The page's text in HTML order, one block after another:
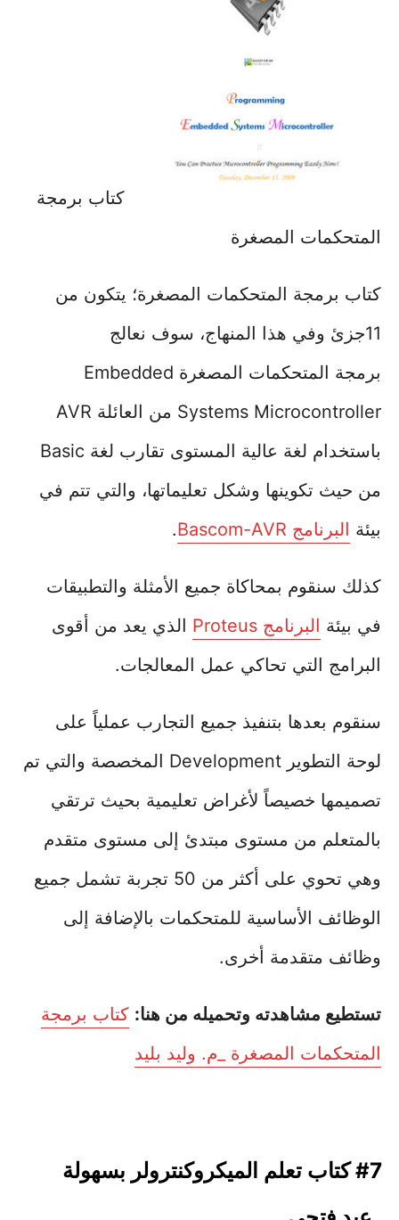
كتاب برمجة
المتحكمات المصغرة
كتاب برمجة المتحكمات المصغرة؛ يتكون من
11جزئ وفي هذا المنهاج، سوف نعالج
برمجة المتحكمات المصغرة Embedded
Systems Microcontroller من العائلة AVR
باستخدام لغة عالية المستوى تقارب لغة Basic
من حيث تكوينها وشكل تعليماتها، والتي تتم في
بيئة البرنامج Bascom-AVR .
كذلك سنقوم بمحاكاة جميع الأمثلة والتطبيقات
في بيئة البرنامج Proteus
الذي يعد من أقوى
البرامج التي تحاكي عمل المعالجات.
سنقوم بعدها بتنفيذ جميع التجارب عملياً على
لوحة التطوير Development المخصصة والتي تم
تصميمها خصيصاً لأغراض تعليمية بحيث ترتقي
بالمتعلم من مستوى مبتدئ إلى مستوى متقدم
وهي تحوي على أكثر من 50 تجربة تشمل جميع
الوظائف الأساسية للمتحكمات بالإضافة إلى
وظائف متقدمة أخرى.
تستطيع مشاهدته وتحميله من هنا: كتاب برمجة
المتحكمات المصغرة _م. وليد بليد
#7 كتاب تعلم الميكروكنترولر بسهولة